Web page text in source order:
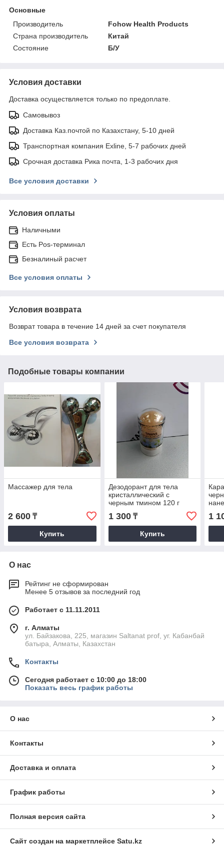
Основные
Производитель
Fohow Health Products
Страна производитель
Китай
Состояние
Б/У
Условия доставки
Доставка осуществляется только по предоплате.
Самовывоз
Доставка Каз.почтой по Казахстану, 5-10 дней
Транспортная компания Exline, 5-7 рабочих дней
Срочная доставка Рика почта, 1-3 рабочих дня
Все условия доставки
Условия оплаты
Наличными
Есть Pos-терминал
Безналиный расчет
Все условия оплаты
Условия возврата
Возврат товара в течение 14 дней за счет покупателя
Все условия возврата
Подобные товары компании
Массажер для тела
2 600 ₸
Купить
Дезодорант для тела
кристаллический с
черным тмином 120 г
1 300₸
Купить
1
О нас
Рейтинг не сформирован
Менее 5 отзывов за последний год
Работает с 11.11.2011
г. Алматы
ул. Байзакова, 225, магазин Saltanat prof, уг. Кабанбай
батыра, Алматы, Казахстан
Контакты
Сегодня работает с 10:00 до 18:00
Показать весь график работы
О нас
Контакты
Доставка и оплата
График работы
Полная версия сайта
Сайт создан на маркетплейсе Satu.kz